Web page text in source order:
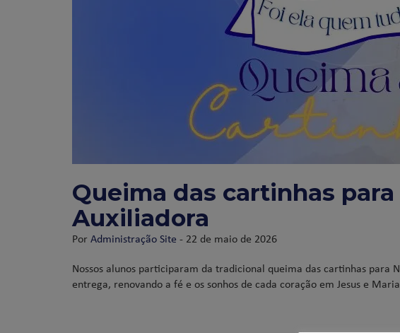
Queima das cartinhas para
Auxiliadora
PorAdministração Site - 22 de maio de 2026
Nossos alunos participaram da tradicional queima das cartinhas para
entrega, renovando a fé e os sonhos de cada coração em Jesus e